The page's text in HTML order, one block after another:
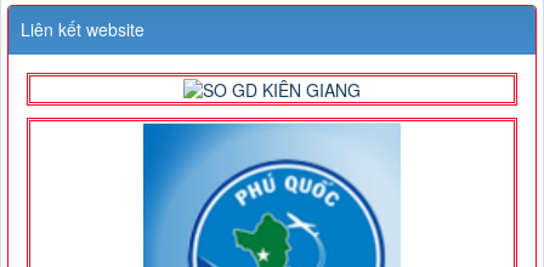
Liên kết website